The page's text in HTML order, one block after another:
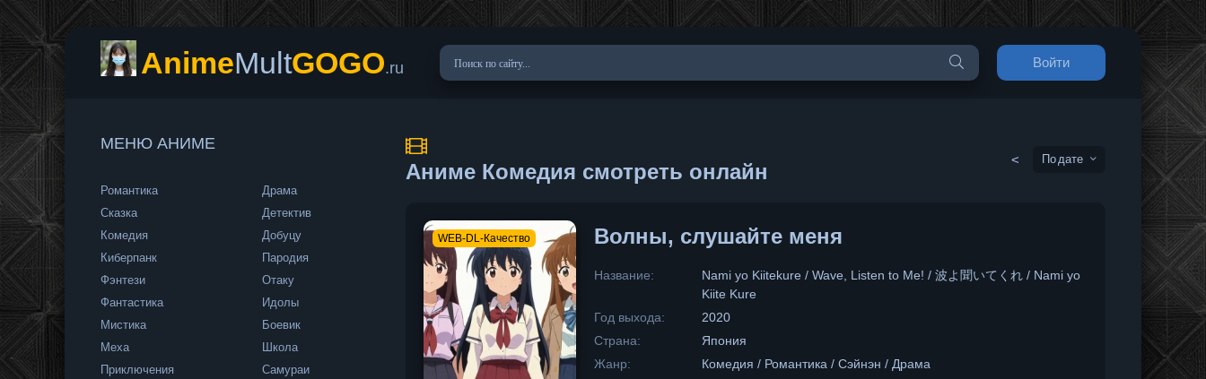
AnimeMultGOGO.ru Войти
МЕНЮ АНИМЕ
Романтика
Сказка
Комедия
Киберпанк
Фэнтези
Фантастика
Мистика
Меха
Приключения
Драма
Детектив
Добуцу
Пародия
Отаку
Идолы
Боевик
Школа
Самураи
Аниме Комедия смотреть онлайн < дате
WEB-DL-Качество Волны, слушайте меня
Название:
Nami yo Kiitekure / Wave, Listen to Me! / 波よ聞いてくれ / Nami yo
Kiite Kure
Год выхода:
2020
Страна:
Япония
Жанр:
Комедия / Романтика / Сэйнэн / Драма